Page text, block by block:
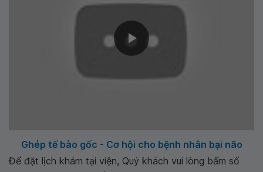
Ghép tế bào gốc - Cơ hội cho bệnh nhân bại não
Để đặt lịch khám tại viện, Quý khách vui lòng bấm số